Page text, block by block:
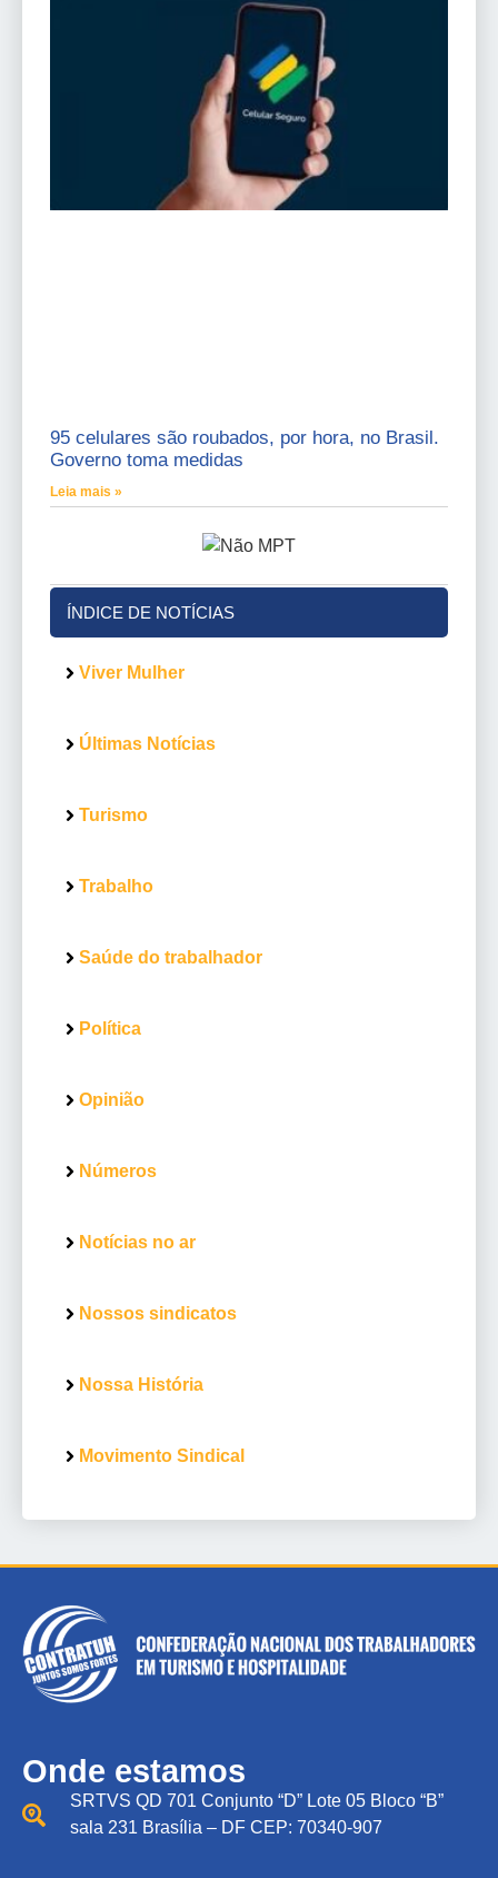
95 celulares são roubados, por hora, no Brasil.
Governo toma medidas
Leia mais »
ÍNDICE DE NOTÍCIAS
Viver Mulher
Últimas Notícias
Turismo
Trabalho
Saúde do trabalhador
Política
Opinião
Números
Notícias no ar
Nossos sindicatos
Nossa História
Movimento Sindical
Onde estamos
SRTVS QD 701 Conjunto “D” Lote 05 Bloco “B”
sala 231 Brasília – DF CEP: 70340-907